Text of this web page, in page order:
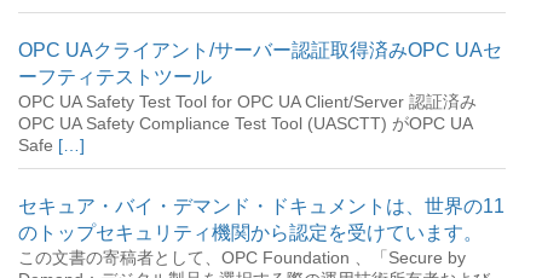
OPC UAクライアント/サーバー認証取得済みOPC UAセ
ーフティテストツール
OPC UA Safety Test Tool for OPC UA Client/Server 認証済み
OPC UA Safety Compliance Test Tool (UASCTT) がOPC UA
Safe […]
セキュア・バイ・デマンド・ドキュメントは、世界の11
のトップセキュリティ機関から認定を受けています。
この文書の寄稿者として、OPC Foundation 、「Secure by